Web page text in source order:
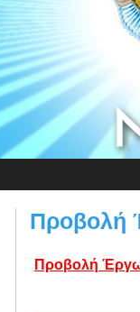
Προβολή
Προβολή